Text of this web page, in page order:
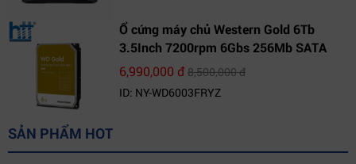
Ổ cứng máy chủ Western Gold 6Tb
3.5Inch 7200rpm 6Gbs 256Mb SATA
(WD6003FRYZ)
6,990,000 đ8,500,000 đ
ID: NY-WD6003FRYZ
SẢN PHẨM HOT